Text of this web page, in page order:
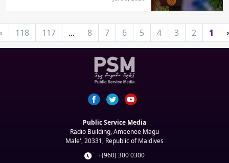
1
2
3
4
5
6
7
8
...
117
118
Public Service Media
Radio Building, Ameenee Magu
Male', 20331, Republic of Maldives
+(960) 300 0300